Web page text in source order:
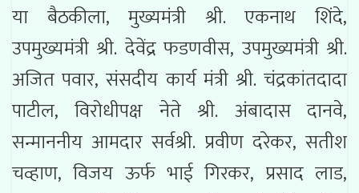
या बैठकीला, मुख्यमंत्री श्री. एकनाथ शिंदे,
उपमुख्यमंत्री श्री. देवेंद्र फडणवीस, उपमुख्यमंत्री श्री.
अजित पवार, संसदीय कार्य मंत्री श्री. चंद्रकांतदादा
पाटील, विरोधीपक्ष नेते श्री. अंबादास दानवे,
सन्माननीय आमदार सर्वश्री. प्रवीण दरेकर, सतीश
चव्हाण, विजय ऊर्फ भाई गिरकर, प्रसाद लाड,